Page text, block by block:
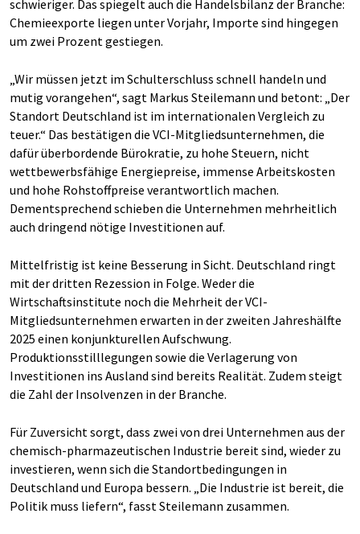
schwieriger. Das spiegelt auch die Handelsbilanz der Branche:
Chemieexporte liegen unter Vorjahr, Importe sind hingegen
um zwei Prozent gestiegen.
„Wir müssen jetzt im Schulterschluss schnell handeln und
mutig vorangehen“, sagt Markus Steilemann und betont: „Der
Standort Deutschland ist im internationalen Vergleich zu
teuer.“ Das bestätigen die VCI-Mitgliedsunternehmen, die
dafür überbordende Bürokratie, zu hohe Steuern, nicht
wettbewerbsfähige Energiepreise, immense Arbeitskosten
und hohe Rohstoffpreise verantwortlich machen.
Dementsprechend schieben die Unternehmen mehrheitlich
auch dringend nötige Investitionen auf.
Mittelfristig ist keine Besserung in Sicht. Deutschland ringt
mit der dritten Rezession in Folge. Weder die
Wirtschaftsinstitute noch die Mehrheit der VCI-
Mitgliedsunternehmen erwarten in der zweiten Jahreshälfte
2025 einen konjunkturellen Aufschwung.
Produktionsstilllegungen sowie die Verlagerung von
Investitionen ins Ausland sind bereits Realität. Zudem steigt
die Zahl der Insolvenzen in der Branche.
Für Zuversicht sorgt, dass zwei von drei Unternehmen aus der
chemisch-pharmazeutischen Industrie bereit sind, wieder zu
investieren, wenn sich die Standortbedingungen in
Deutschland und Europa bessern. „Die Industrie ist bereit, die
Politik muss liefern“, fasst Steilemann zusammen.